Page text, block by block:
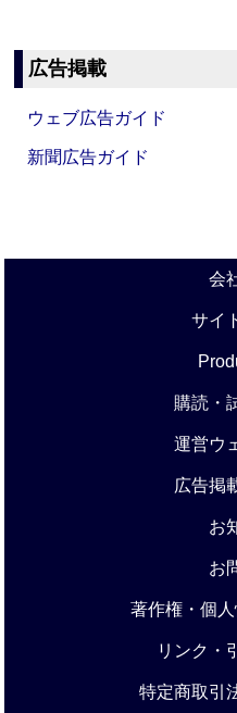
広告掲載
ウェブ広告ガイド
新聞広告ガイド
会
サイ
購読・
運営ウ
広告掲
お
お
著作権・個
リンク・
特定商取引